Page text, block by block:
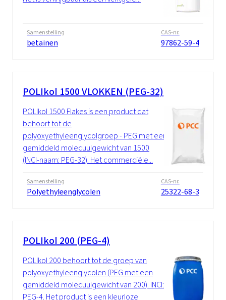
Samenstelling
betaïnen
CAS-nr.
97862-59-4
POLIkol 1500 VLOKKEN (PEG-32)
POLIkol 1500 Flakes is een product dat
behoort tot de
polyoxyethyleenglycolgroep - PEG met een
gemiddeld molecuulgewicht van 1500
(INCI-naam: PEG-32). Het commerciële...
Samenstelling
Polyethyleenglycolen
CAS-nr.
25322-68-3
POLIkol 200 (PEG-4)
POLIkol 200 behoort tot de groep van
polyoxyethyleenglycolen (PEG met een
gemiddeld molecuulgewicht van 200). INCI:
PEG-4. Het product is een kleurloze